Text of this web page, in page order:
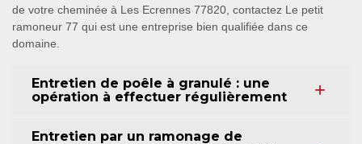
de votre cheminée à Les Ecrennes 77820, contactez Le petit
ramoneur 77 qui est une entreprise bien qualifiée dans ce
domaine.
Entretien de poêle à granulé : une
opération à effectuer régulièrement
Entretien par un ramonage de